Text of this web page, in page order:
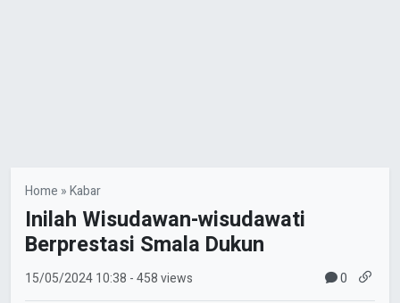
Home »Kabar
Inilah Wisudawan-wisudawati
Berprestasi Smala Dukun
15/05/202410:38 - 458 views 0